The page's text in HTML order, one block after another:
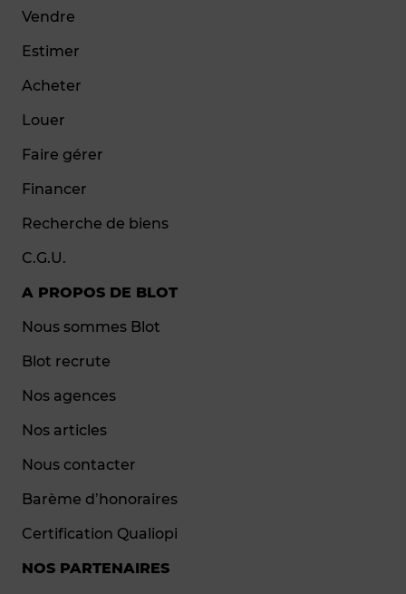
Vendre
Estimer
Acheter
Louer
Faire gérer
Financer
Recherche de biens
C.G.U.
A PROPOS DE BLOT
Nous sommes Blot
Blot recrute
Nos agences
Nos articles
Nous contacter
Barème d’honoraires
Certification Qualiopi
NOS PARTENAIRES